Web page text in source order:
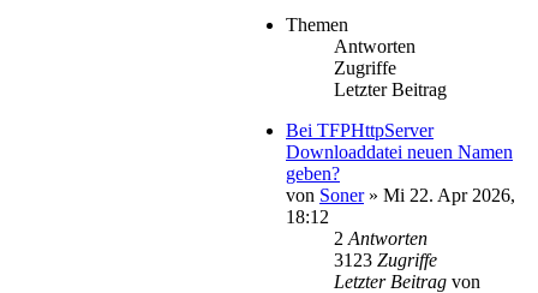
Themen
Antworten
Zugriffe
Letzter Beitrag
Bei TFPHttpServer
Downloaddatei neuen Namen
geben?
von Soner» Mi 22. Apr 2026,
18:12
2 Antworten
3123 Zugriffe
Letzter Beitrag von